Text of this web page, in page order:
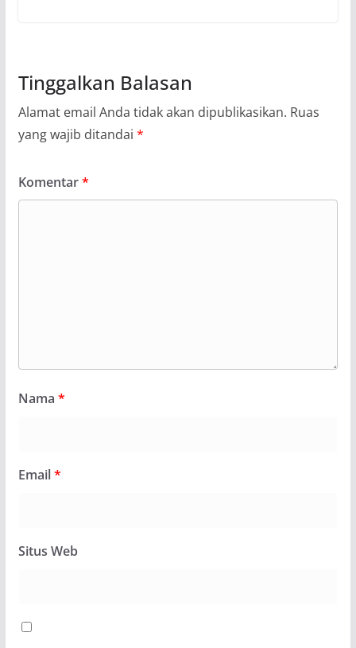
Tinggalkan Balasan
Alamat email Anda tidak akan dipublikasikan. Ruas
yang wajib ditandai *
Komentar*
Nama *
Email*
Situs Web